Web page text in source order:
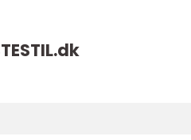
dk